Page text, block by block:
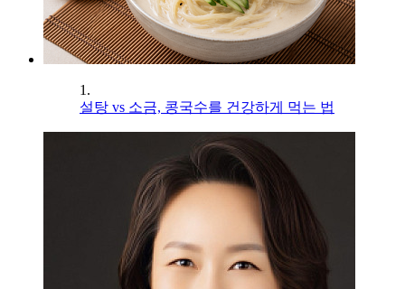
1.
설탕 vs 소금, 콩국수를 건강하게 먹는 법